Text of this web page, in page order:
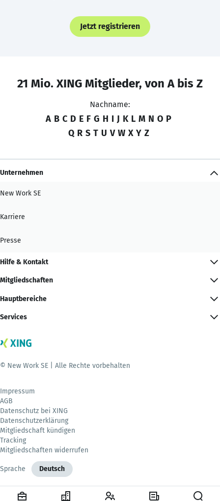
Jetzt registrieren
21 Mio. XING Mitglieder, von A bis Z
Nachname:
A B C D E F G H I J K L M N O P
Q R S T U V W X Y Z
Unternehmen
New Work SE
Karriere
Presse
Hilfe & Kontakt
Mitgliedschaften
Hauptbereiche
Services
© New Work SE | Alle Rechte vorbehalten
Impressum
AGB
Datenschutz bei XING
Datenschutzerklärung
Mitgliedschaft kündigen
Tracking
Mitgliedschaften widerrufen
Sprache Deutsch